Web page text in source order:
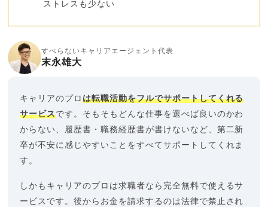
ストレスも少ない
すべらないキャリアエージェント代表
末永雄大
キャリアのプロは転職活動をフルでサポートしてくれる
サービスです。そもそもどんな仕事を選べば良いのかわ
からない、履歴書・職務経歴書が書けないなど、第二新
卒が不安に感じやすいことをすべてサポートしてくれま
す。
しかもキャリアのプロは求職者なら完全無料で使えるサ
ービスです。後からお金を請求するのは法律で禁止され